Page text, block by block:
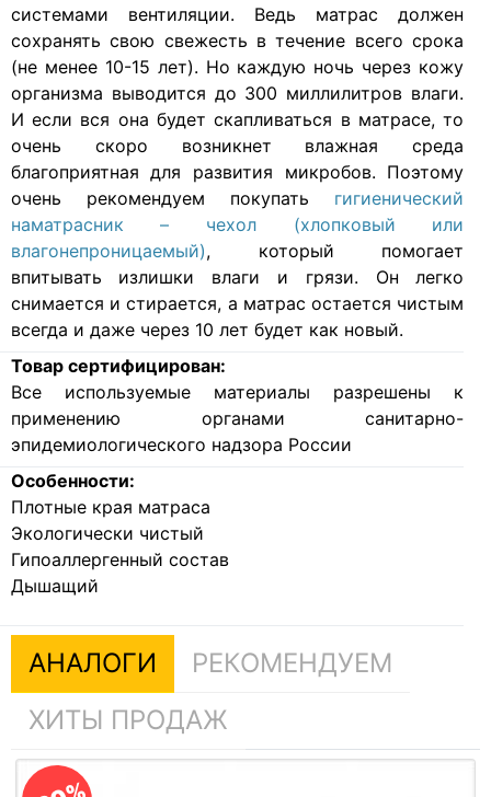
системами вентиляции. Ведь матрас должен
сохранять свою свежесть в течение всего срока
(не менее 10-15 лет). Но каждую ночь через кожу
организма выводится до 300 миллилитров влаги.
И если вся она будет скапливаться в матрасе, то
очень скоро возникнет влажная среда
благоприятная для развития микробов. Поэтому
очень рекомендуем покупать гигиенический
наматрасник – чехол (хлопковый или
влагонепроницаемый), который помогает
впитывать излишки влаги и грязи. Он легко
снимается и стирается, а матрас остается чистым
всегда и даже через 10 лет будет как новый.
Товар сертифицирован:
Все используемые материалы разрешены к
применению органами санитарно-
эпидемиологического надзора России
Особенности:
Плотные края матраса
Экологически чистый
Гипоаллергенный состав
Дышащий
АНАЛОГИ
РЕКОМЕНДУЕМ
ХИТЫ ПРОДАЖ